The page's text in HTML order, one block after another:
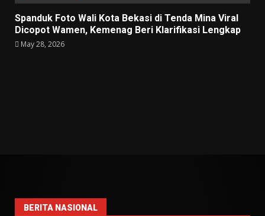
Spanduk Foto Wali Kota Bekasi di Tenda Mina Viral
Dicopot Wamen, Kemenag Beri Klarifikasi Lengkap
May 28, 2026
BERITA NASIONAL